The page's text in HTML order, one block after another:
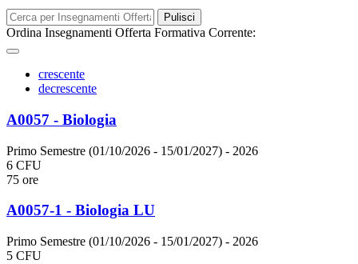
Pulisci
Ordina Insegnamenti Offerta Formativa Corrente:
crescente
decrescente
A0057 - Biologia
Primo Semestre (01/10/2026 - 15/01/2027) - 2026
6 CFU
75 ore
A0057-1 - Biologia LU
Primo Semestre (01/10/2026 - 15/01/2027) - 2026
5 CFU